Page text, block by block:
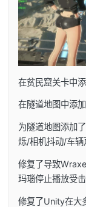
在贫民窟关卡中
在隧道地图中添
为隧道地图添加
烁/相机抖动/车辆
修复了导致
玛瑙停止播放受
修复了Unity在大